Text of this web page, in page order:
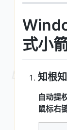
式小
知根
自动提
鼠标右